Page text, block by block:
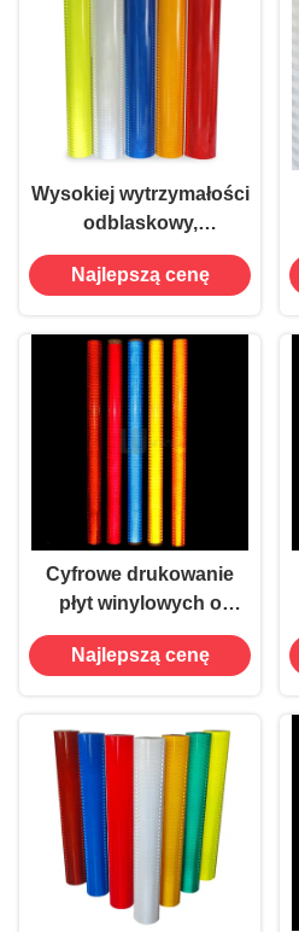
Wysokiej wytrzymałości
odblaskowy,
pryzmatyczny arkusz
winylowy Żółty
Najlepszą cenę
Cyfrowe drukowanie
płyt winylowych o
wysokiej intensywności
odblaskowej do znaków
Najlepszą cenę